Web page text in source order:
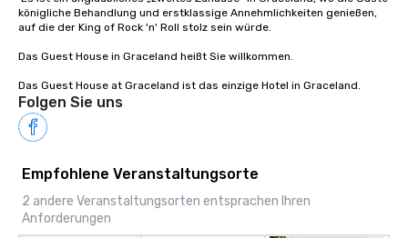
beautiful
königliche Behandlung und erstklassige Annehmlichkeiten genießen,
auf die der King of Rock 'n' Roll stolz sein würde.
Das Guest House in Graceland heißt Sie willkommen.
Das Guest House at Graceland ist das einzige Hotel in Graceland.
Folgen Sie uns
Empfohlene Veranstaltungsorte
2 andere Veranstaltungsorten entsprachen Ihren
Anforderungen